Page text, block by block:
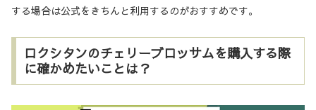
する場合は公式をきちんと利用するのがおすすめです。
ロクシタンのチェリーブロッサムを購入する際
に確かめたいことは？